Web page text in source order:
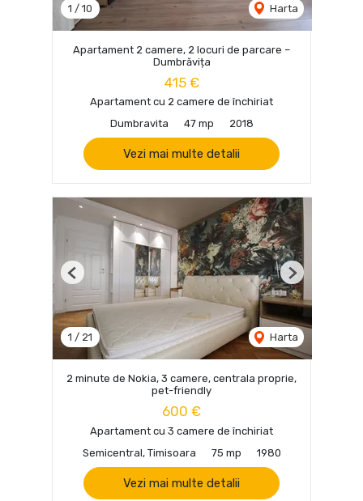
1 / 10 Harta
Apartament 2 camere, 2 locuri de parcare –
Dumbrăvița
415 €
Apartament cu 2 camere de închiriat
Dumbravita
47 mp 2018
Vezi mai multe detalii
1 / 21 Harta
Previous Next
2 minute de Nokia, 3 camere, centrala proprie,
pet-friendly
600 €
Apartament cu 3 camere de închiriat
Semicentral, Timisoara
75 mp 1980
Vezi mai multe detalii